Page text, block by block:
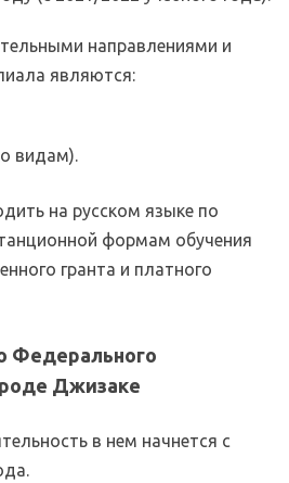
направлениями и
являются:
видам).
на русском языке по
формам обучения
гранта и платного
Федерального
Джизаке
в нем начнется с